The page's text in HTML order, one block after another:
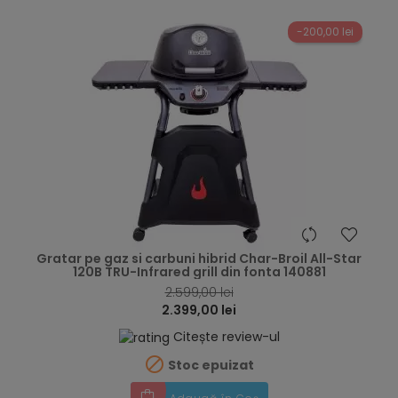
-200,00 lei
Gratar pe gaz si carbuni hibrid Char-Broil All-Star
120B TRU-Infrared grill din fonta 140881
2.599,00 lei
2.399,00 lei
Citește review-ul
 Stoc epuizat